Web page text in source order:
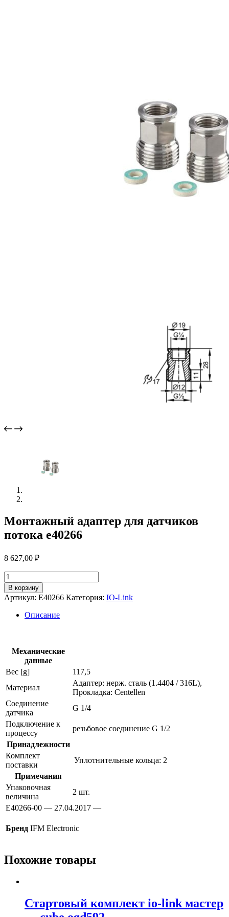
Монтажный адаптер для датчиков
потока e40266
8 627,00 ₽
Количество
товара
Монтажный
адаптер
датчиков
В корзину
Артикул: E40266 Категория: IO-Link
Описание
Механические
данные
Вес [g]
117,5
Материал
Адаптер: нерж. сталь (1.4404 / 316L),
Прокладка: Centellen
Соединение
датчика
G 1/4
Подключение к
процессу
резьбовое соединение G 1/2
Принадлежности
Комплект
поставки
Уплотнительные кольца: 2
Примечания
Упаковочная
величина
2 шт.
E40266-00 — 27.04.2017 —
Бренд IFM Electronic
Похожие товары
Стартовый комплект io-link мастер